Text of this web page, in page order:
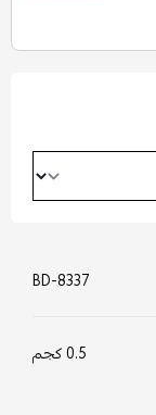
BD-8337
0.5 كجم